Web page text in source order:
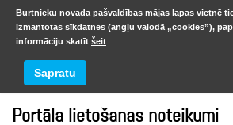
Izsoles
Portāla lietošanas noteikumi
Burtnieku novada pašvaldības mājas lapas vietnē
izmantotas sīkdatnes (angļu valodā „cookies”),
informāciju skatīt šeit
Sapratu